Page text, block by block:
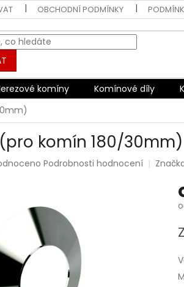
OBCHODNÍ PODMÍNKY
komíny Komínové díly
komín 180/30mm)
Podrobnosti hodnocení